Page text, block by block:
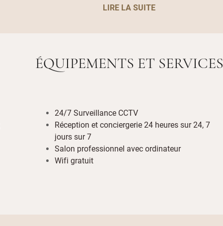
LIRE LA SUITE
ÉQUIPEMENTS ET SERVICES
24/7 Surveillance CCTV
Réception et conciergerie 24 heures sur 24, 7
jours sur 7
Salon professionnel avec ordinateur
Wifi gratuit